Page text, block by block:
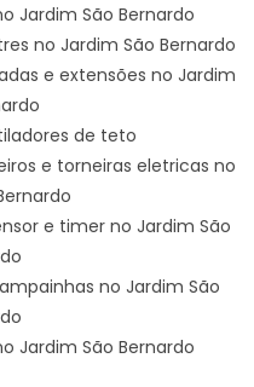
Jardim São Bernardo
no Jardim São Bernardo
e extensões no Jardim
de teto
e torneiras eletricas no
e timer no Jardim São
no Jardim São
Jardim São Bernardo